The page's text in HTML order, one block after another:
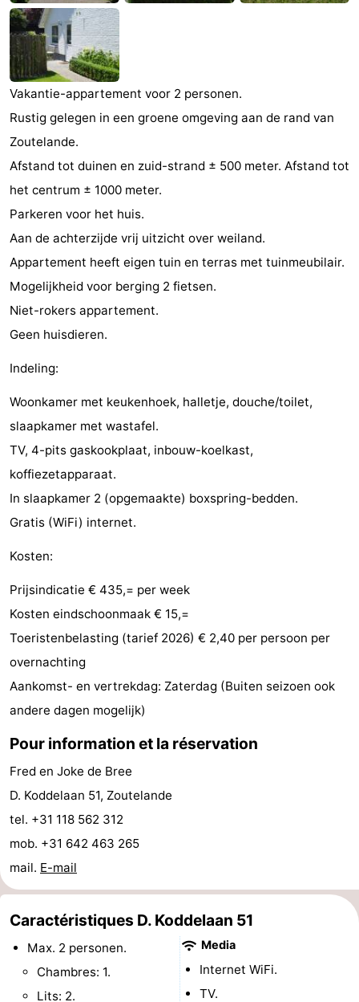
Zandput
Duinzicht
-
Joossesweg
-
Kustlicht
-
Meerpaal
Strandcamping
-
Bos
en
Duin
Last
minutes
Plages
Voir
Musées
Galeries
-
Monuments
-
Églises
-
Phares
-
Points
de
vue
Attractions
-
Terrains
de
jeux
-
Aires
de
jeux
intérieures
-
Bowling
Centres
de
bien-
être
Villages
&
villes
Nature
Visites
guidées
Sports
-
Faire
Vakantie-appartement voor 2 personen.
Rustig gelegen in een groene omgeving aan de rand van
Zoutelande.
Afstand tot duinen en zuid-strand ± 500 meter. Afstand tot
het centrum ± 1000 meter.
Parkeren voor het huis.
Aan de achterzijde vrij uitzicht over weiland.
Appartement heeft eigen tuin en terras met tuinmeubilair.
Mogelijkheid voor berging 2 fietsen.
Niet-rokers appartement.
Geen huisdieren.
Indeling:
Woonkamer met keukenhoek, halletje, douche/toilet,
slaapkamer met wastafel.
TV, 4-pits gaskookplaat, inbouw-koelkast,
koffiezetapparaat.
In slaapkamer 2 (opgemaakte) boxspring-bedden.
Gratis (WiFi) internet.
Kosten:
Prijsindicatie € 435,= per week
Kosten eindschoonmaak € 15,=
Toeristenbelasting (tarief 2026) € 2,40 per persoon per
overnachting
Aankomst- en vertrekdag: Zaterdag (Buiten seizoen ook
andere dagen mogelijk)
Pour information et la réservation
Fred en Joke de Bree
D. Koddelaan 51, Zoutelande
tel. +31 118 562 312
mob. +31 642 463 265
mail. E-mail
Caractéristiques D. Koddelaan 51
Max. 2 personen.
Chambres: 1.
Lits: 2.
Media
Internet WiFi.
TV.